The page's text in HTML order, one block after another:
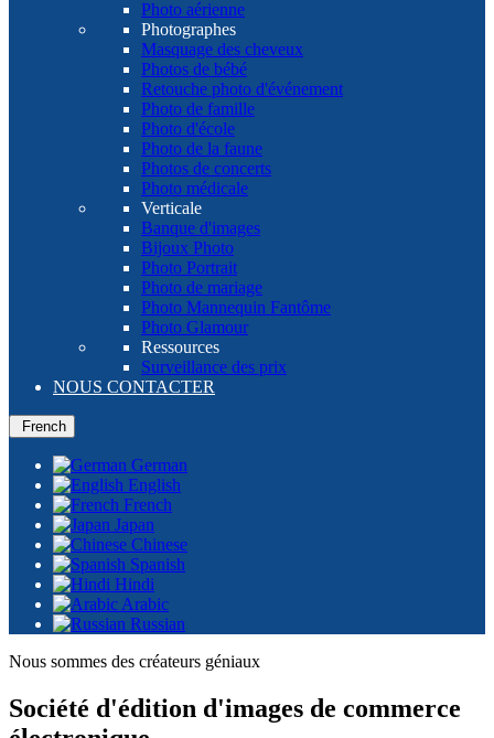
Photo aérienne
Photographes
Masquage des cheveux
Photos de bébé
Retouche photo d'événement
Photo de famille
Photo d'école
Photo de la faune
Photos de concerts
Photo médicale
Verticale
Banque d'images
Bijoux Photo
Photo Portrait
Photo de mariage
Photo Mannequin Fantôme
Photo Glamour
Ressources
Surveillance des prix
NOUS CONTACTER
French
German
English
French
Japan
Chinese
Spanish
Hindi
Arabic
Russian
Nous sommes des créateurs géniaux
Société d'édition d'images de commerce